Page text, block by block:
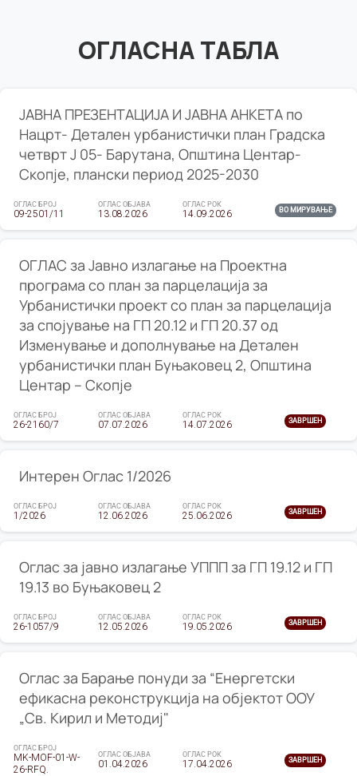
ОГЛАСНА ТАБЛА
ЈАВНА ПРЕЗЕНТАЦИЈА И ЈАВНА АНКЕТА по
Нацрт- Детален урбанистички план Градска
четврт Ј 05- Барутана, Општина Центар-
Скопје, плански период 2025-2030
ОГЛАС БРОЈ
09-2501/11
ОГЛАС ОБЈАВА
13.08.2026
ОГЛАС РОК
14.09.2026 ВО МИРУВАЊЕ
ОГЛАС за Јавно излагање на Проектна
програма со план за парцелација за
Урбанистички проект со план за парцелација
за спојување на ГП 20.12 и ГП 20.37 од
Изменување и дополнување на Детален
урбанистички план Буњаковец 2, Општина
Центар – Скопје
ОГЛАС БРОЈ
26-2160/7
ОГЛАС ОБЈАВА
07.07.2026
ОГЛАС РОК
14.07.2026 ЗАВРШЕН
Интерен Оглас 1/2026
ОГЛАС БРОЈ
1/2026
ОГЛАС ОБЈАВА
12.06.2026
ОГЛАС РОК
25.06.2026 ЗАВРШЕН
Оглас за јавно излагање УППП за ГП 19.12 и ГП
19.13 во Буњаковец 2
ОГЛАС БРОЈ
26-1057/9
ОГЛАС ОБЈАВА
12.05.2026
ОГЛАС РОК
19.05.2026 ЗАВРШЕН
Оглас за Барање понуди за “Енергетски
ефикасна реконструкција на објектот ООУ
„Св. Кирил и Методиј"
ОГЛАС БРОЈ
MK-MOF-01-W-
26-RFQ.
ОГЛАС ОБЈАВА
01.04.2026
ОГЛАС РОК
17.04.2026 ЗАВРШЕН